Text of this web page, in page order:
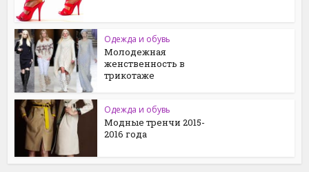
Одежда и обувь
Молодежная
женственность в
трикотаже
Одежда и обувь
Модные тренчи 2015-
2016 года